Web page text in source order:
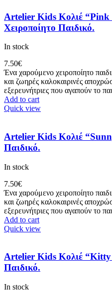
Artelier Kids Κολιέ
Χειροποίητο Παιδικό.
In stock
7.50€
Ένα χαρούμενο χειροποίητο
και ζωηρές καλοκαιρινές
εξερευνήτριες που αγαπούν το
Add to cart
Quick view
Artelier Kids Κολιέ
Παιδικό.
In stock
7.50€
Ένα χαρούμενο χειροποίητο
και ζωηρές καλοκαιρινές
εξερευνήτριες που αγαπούν το
Add to cart
Quick view
Artelier Kids Κολιέ “Kitty
Παιδικό.
In stock